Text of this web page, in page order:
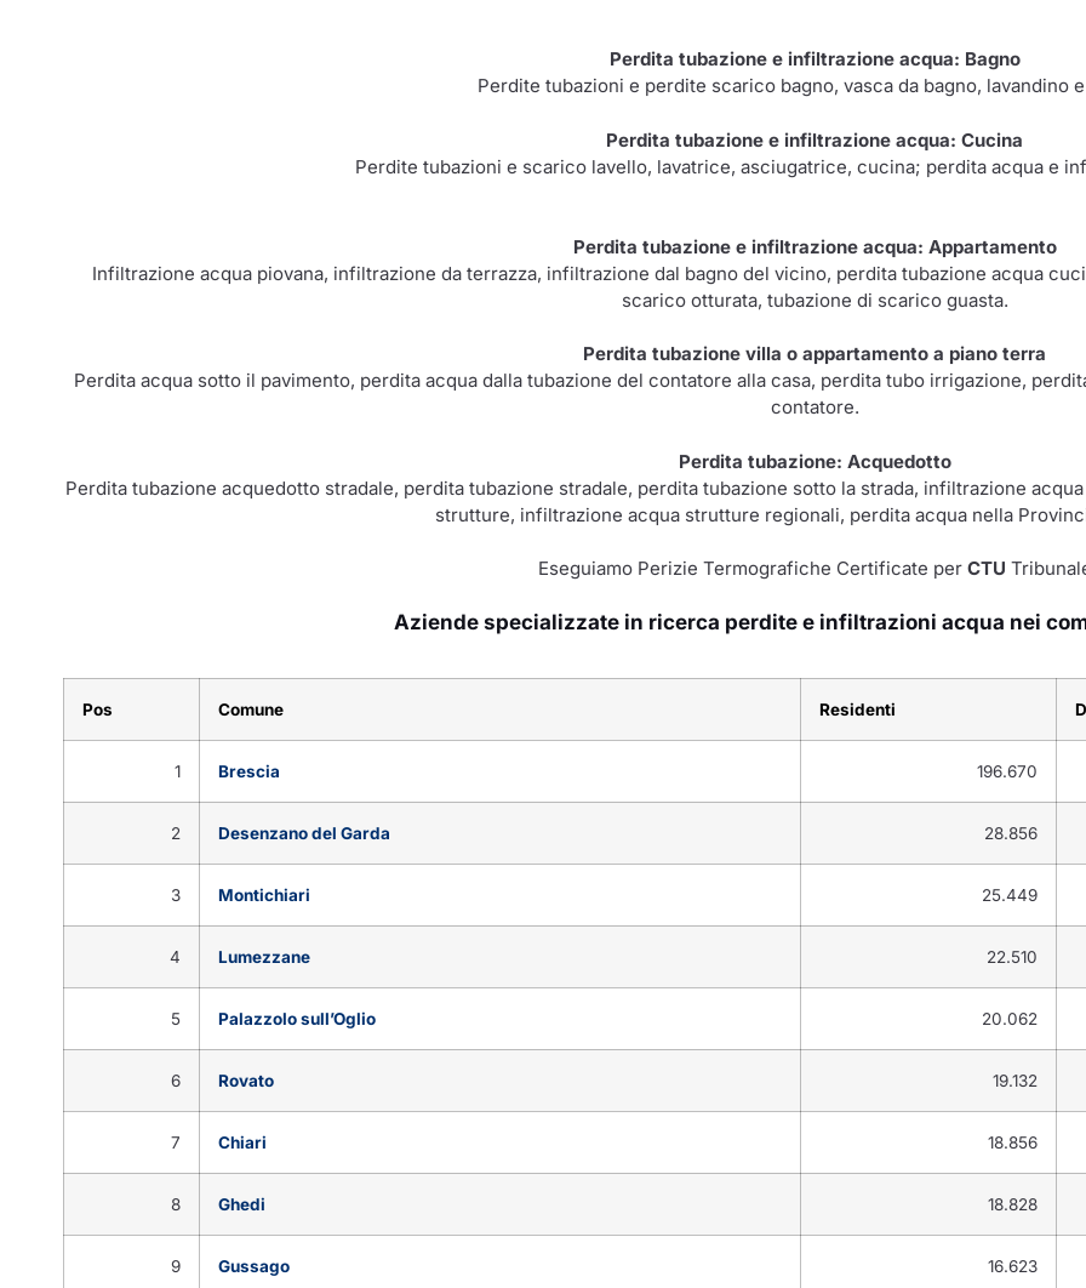
Perdita tubazione e infiltrazione acqua: Bagno
Perdite tubazioni e perdite scarico bagno, vasca da bagno, lavandino
Perdita tubazione e infiltrazione acqua: Cucina
Perdite tubazioni e scarico lavello, lavatrice, asciugatrice, cucina; perdita acqua e
Perdita tubazione e infiltrazione acqua: Appartamento
Infiltrazione acqua piovana, infiltrazione da terrazza, infiltrazione dal bagno del vicino, perdita tubazione acqua
scarico otturata, tubazione di scarico guasta.
Perdita tubazione villa o appartamento a piano terra
Perdita acqua sotto il pavimento, perdita acqua dalla tubazione del contatore alla casa, perdita tubo irrigazione,
contatore.
Perdita tubazione: Acquedotto
Perdita tubazione acquedotto stradale, perdita tubazione stradale, perdita tubazione sotto la strada, infiltrazione
strutture, infiltrazione acqua strutture regionali, perdita acqua nella
Eseguiamo Perizie Termografiche Certificate per CTU
Aziende specializzate in ricerca perdite e infiltrazioni acqua nei
Pos Comune Residenti
1 Brescia 196.670
2 Desenzano del Garda 28.856
3 Montichiari 25.449
4 Lumezzane 22.510
5 Palazzolo sull’Oglio 20.062
6 Rovato 19.132
7 Chiari 18.856
8 Ghedi 18.828
9 Gussago 16.623